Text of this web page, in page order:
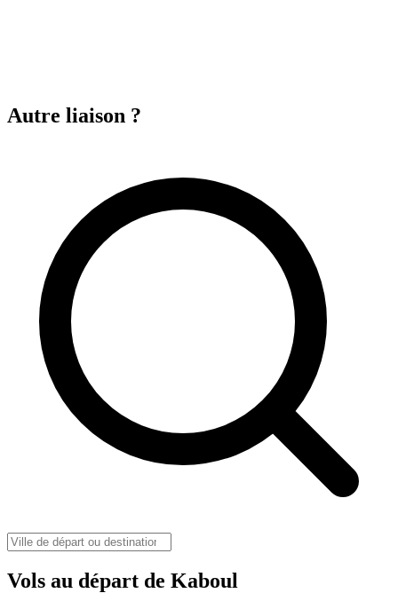
Autre liaison ?
Vols au départ de Kaboul